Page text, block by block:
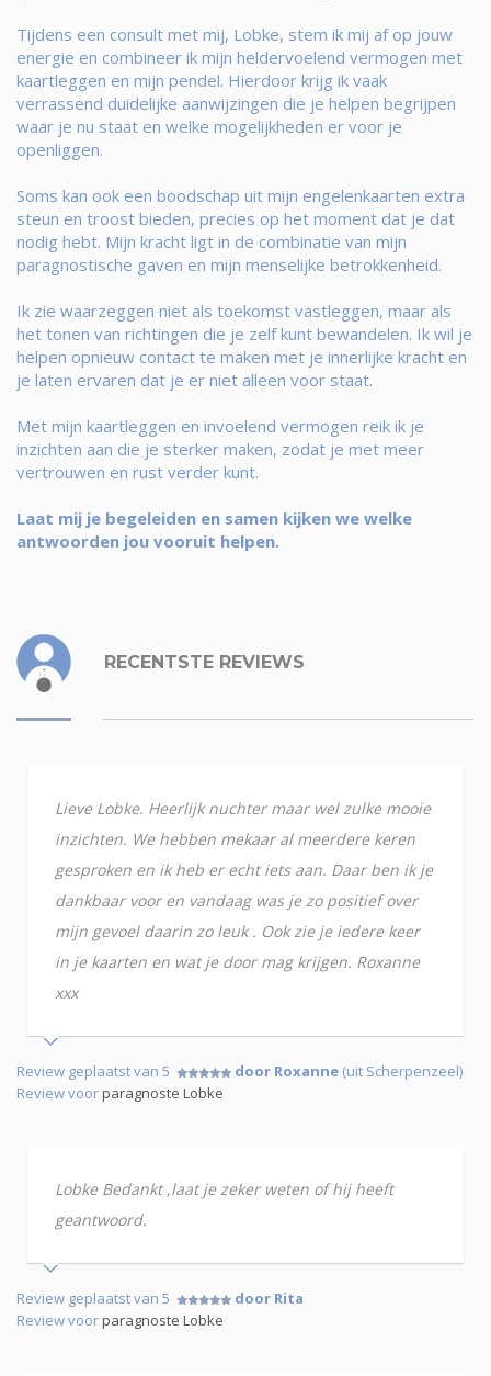
Tijdens een consult met mij, Lobke, stem ik mij af op jouw
energie en combineer ik mijn heldervoelend vermogen met
kaartleggen en mijn pendel. Hierdoor krijg ik vaak
verrassend duidelijke aanwijzingen die je helpen begrijpen
waar je nu staat en welke mogelijkheden er voor je
openliggen.
Soms kan ook een boodschap uit mijn engelenkaarten extra
steun en troost bieden, precies op het moment dat je dat
nodig hebt. Mijn kracht ligt in de combinatie van mijn
paragnostische gaven en mijn menselijke betrokkenheid.
Ik zie waarzeggen niet als toekomst vastleggen, maar als
het tonen van richtingen die je zelf kunt bewandelen. Ik wil je
helpen opnieuw contact te maken met je innerlijke kracht en
je laten ervaren dat je er niet alleen voor staat.
Met mijn kaartleggen en invoelend vermogen reik ik je
inzichten aan die je sterker maken, zodat je met meer
vertrouwen en rust verder kunt.
Laat mij je begeleiden en samen kijken we welke
antwoorden jou vooruit helpen.
RECENTSTE REVIEWS
Lieve Lobke. Heerlijk nuchter maar wel zulke mooie
inzichten. We hebben mekaar al meerdere keren
gesproken en ik heb er echt iets aan. Daar ben ik je
dankbaar voor en vandaag was je zo positief over
mijn gevoel daarin zo leuk . Ook zie je iedere keer
in je kaarten en wat je door mag krijgen. Roxanne
xxx
Review geplaatst van 5 door Roxanne (uit Scherpenzeel)
Review voorparagnoste Lobke
Lobke Bedankt ,laat je zeker weten of hij heeft
geantwoord.
Review geplaatst van 5
door Rita
Review voorparagnoste Lobke